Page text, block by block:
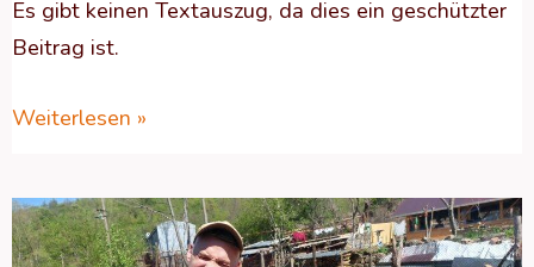
Es gibt keinen Textauszug, da dies ein geschützter
Beitrag ist.
Weiterlesen »
Geschützt:
Wie